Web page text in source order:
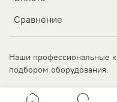
Сравнение
Наши профессиональные
подбором оборудования.